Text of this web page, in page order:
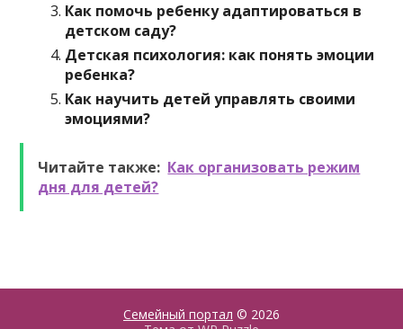
Как помочь ребенку адаптироваться в
детском саду?
Детская психология: как понять эмоции
ребенка?
Как научить детей управлять своими
эмоциями?
Читайте также: Как организовать режим
дня для детей?
Семейный портал © 2026